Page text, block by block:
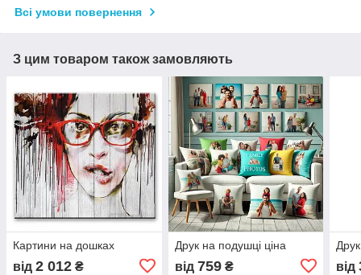
Всі умови повернення
З цим товаром також замовляють
Картини на дошках
від 2 012 ₴
Друк на подушці ціна
від 759₴ від